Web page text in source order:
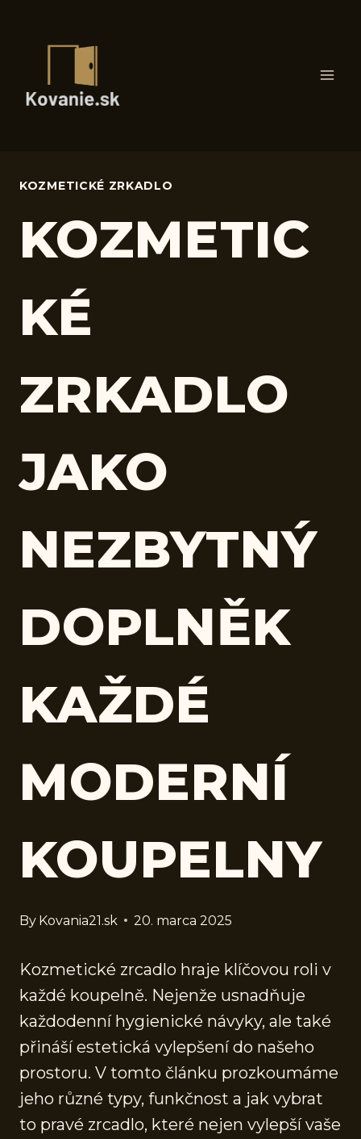
KOZMETICKÉ ZRKADLO
KOZMETIC
KÉ
ZRKADLO
JAKO
NEZBYTNÝ
DOPLNĚK
KAŽDÉ
MODERNÍ
KOUPELNY
By Kovania21.sk 20. marca 2025
Kozmetické zrcadlo hraje klíčovou roli v
každé koupelně. Nejenže usnadňuje
každodenní hygienické návyky, ale také
přináší estetická vylepšení do našeho
prostoru. V tomto článku prozkoumáme
jeho různé typy, funkčnost a jak vybrat
to pravé zrcadlo, které nejen vylepší vaše